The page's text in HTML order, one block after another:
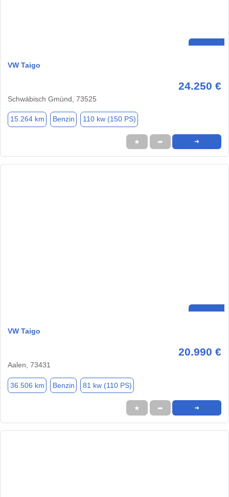
VW Taigo
24.250 €
Schwäbisch Gmünd, 73525
15.264 km Benzin 110 kw (150 PS)
★ ➦ ➜
VW Taigo
20.990 €
Aalen, 73431
36.506 km Benzin 81 kw (110 PS)
★ ➦ ➜